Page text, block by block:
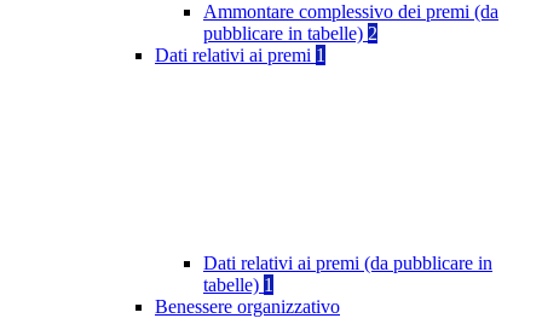
Ammontare complessivo dei premi (da
pubblicare in tabelle) 2
Dati relativi ai premi 1
Dati relativi ai premi (da pubblicare in
tabelle) 1
Benessere organizzativo